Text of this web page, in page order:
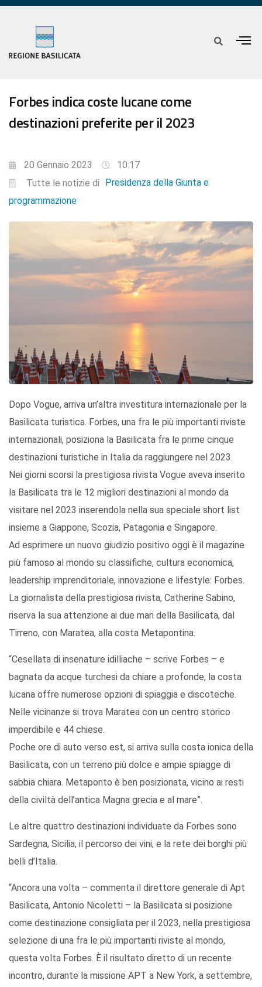
Forbes indica coste lucane come
destinazioni preferite per il 2023
20 Gennaio 2023
10:17
Tutte le notizie di
Presidenza della Giunta e
programmazione
Dopo Vogue, arriva un’altra investitura internazionale per la
Basilicata turistica. Forbes, una fra le più importanti riviste
internazionali, posiziona la Basilicata fra le prime cinque
destinazioni turistiche in Italia da raggiungere nel 2023.
Nei giorni scorsi la prestigiosa rivista Vogue aveva inserito
la Basilicata tra le 12 migliori destinazioni al mondo da
visitare nel 2023 inserendola nella sua speciale short list
insieme a Giappone, Scozia, Patagonia e Singapore.
Ad esprimere un nuovo giudizio positivo oggi è il magazine
più famoso al mondo su classifiche, cultura economica,
leadership imprenditoriale, innovazione e lifestyle: Forbes.
La giornalista della prestigiosa rivista, Catherine Sabino,
riserva la sua attenzione ai due mari della Basilicata, dal
Tirreno, con Maratea, alla costa Metapontina.
“Cesellata di insenature idilliache – scrive Forbes – e
bagnata da acque turchesi da chiare a profonde, la costa
lucana offre numerose opzioni di spiaggia e discoteche.
Nelle vicinanze si trova Maratea con un centro storico
imperdibile e 44 chiese.
Poche ore di auto verso est, si arriva sulla costa ionica della
Basilicata, con un terreno più dolce e ampie spiagge di
sabbia chiara. Metaponto è ben posizionata, vicino ai resti
della civiltà dell’antica Magna grecia e al mare”.
Le altre quattro destinazioni individuate da Forbes sono
Sardegna, Sicilia, il percorso dei vini, e la rete dei borghi più
belli d’Italia.
“Ancora una volta – commenta il direttore generale di Apt
Basilicata, Antonio Nicoletti – la Basilicata si posizione
come destinazione consigliata per il 2023, nella prestigiosa
selezione di una fra le più importanti riviste al mondo,
questa volta Forbes. È il risultato diretto di un recente
incontro, durante la missione APT a New York, a settembre,